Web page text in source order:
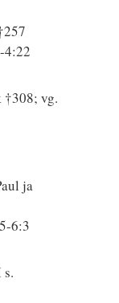
4:22
vg.
ja
6:3